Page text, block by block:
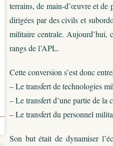
terrains, de main-d’œuvre et de
dirigées par des civils et
militaire centrale. Aujourd’hui,
rangs de l’APL.
Cette conversion s’est donc
– Le transfert de technologies
– Le transfert d’une partie de la
– Le transfert du personnel
Son but était de dynamiser